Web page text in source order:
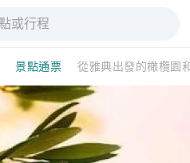
景點通票 從雅典出發的橄欖園